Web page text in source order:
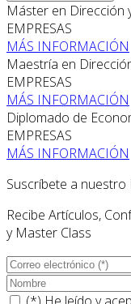
Máster en Dirección
EMPRESAS
MÁS INFORMACIÓN
Maestría en
EMPRESAS
MÁS INFORMACIÓN
Diplomado de
EMPRESAS
MÁS INFORMACIÓN
Suscríbete a nuestro
Recibe Artículos,
y Master Class